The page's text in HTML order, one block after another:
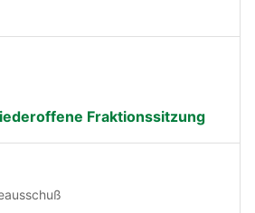
Fraktionssitzung